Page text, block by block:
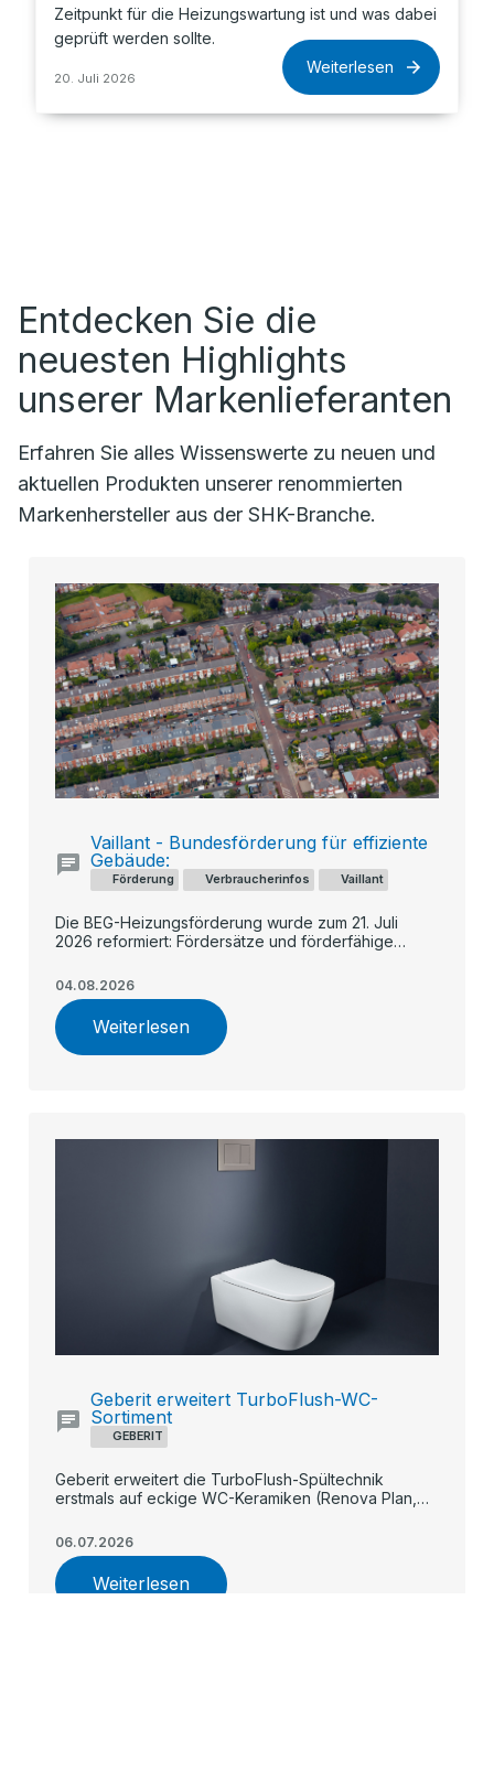
Zeitpunkt für die Heizungswartung ist und was dabei
geprüft werden sollte.
20. Juli 2026
Weiterlesen
Entdecken Sie die
neuesten Highlights
unserer Markenlieferanten
Erfahren Sie alles Wissenswerte zu neuen und
aktuellen Produkten unserer renommierten
Markenhersteller aus der SHK-Branche.
Förderung Verbraucherinfos Vaillant
Vaillant - Bundesförderung für effiziente
Gebäude:
Die BEG-Heizungsförderung wurde zum 21. Juli
2026 reformiert: Fördersätze und förderfähige
Geringverdiener und Familien stärker profitieren. Ein
früher Antrag – etwa für eine Vaillant Wärmepumpe –
kann sich finanziell lohnen.
04.08.2026
Weiterlesen
GEBERIT
Geberit erweitert TurboFlush-WC-
Sortiment
Geberit erweitert die TurboFlush-Spültechnik
erstmals auf eckige WC-Keramiken (Renova Plan,
spülrandlose, flüsterleise Flächenspülung damit in
allen Preissegmenten verfügbar.
06.07.2026
Weiterlesen